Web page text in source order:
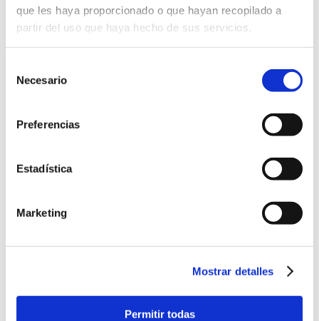
que les haya proporcionado o que hayan recopilado a
partir del uso que haya hecho de sus servicios.
Necesario
Preferencias
Estadística
Marketing
Mostrar detalles
Permitir todas
charlas sobre el aprendizaje
avanzado...